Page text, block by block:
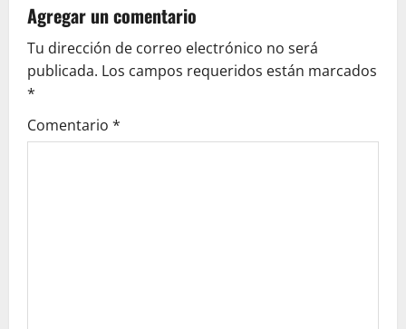
v
i
g
a
Agregar un comentario
Tu dirección de correo electrónico no será
publicada. Los campos requeridos están marcados
*
Comentario *